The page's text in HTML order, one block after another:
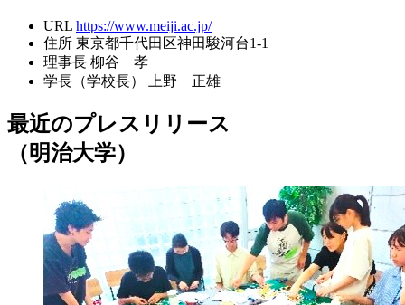
URL https://www.meiji.ac.jp/
住所 東京都千代田区神田駿河台1-1
理事長 柳谷 孝
学長（学校長）
上野 正雄
最近のプレスリリース
（明治大学）